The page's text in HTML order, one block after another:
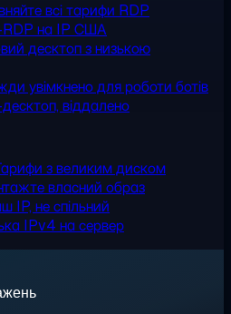
всі тарифи RDP
RDP на IP США
десктоп з низькою
увімкнено для роботи ботів
віддалено
з великим диском
власний образ
IP, не спільний
IPv4 на сервер